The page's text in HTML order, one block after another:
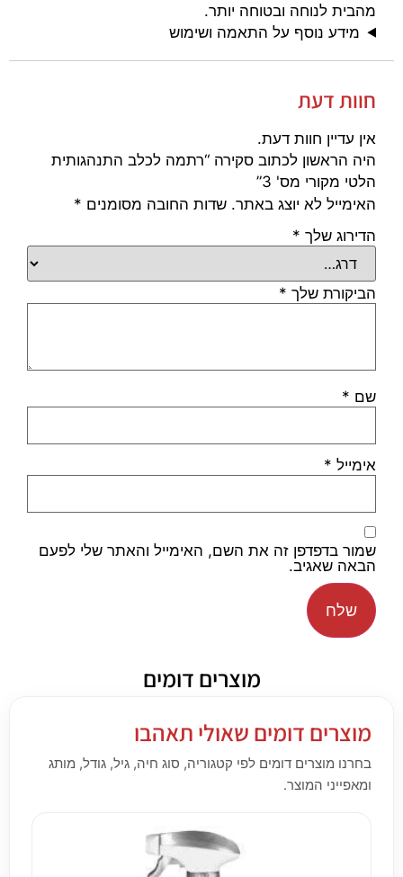
מהבית לנוחה ובטוחה יותר.
מידע נוסף על התאמה ושימוש
חוות דעת
אין עדיין חוות דעת.
היה הראשון לכתוב סקירה “רתמה לכלב התנהגותית
הלטי מקורי מס' 3”
האימייל לא יוצג באתר. שדות החובה מסומנים *
הדירוג שלך *
הביקורת שלך *
שם *
אימייל *
שמור בדפדפן זה את השם, האימייל והאתר שלי לפעם
הבאה שאגיב.
מוצרים דומים
מוצרים דומים שאולי תאהבו
בחרנו מוצרים דומים לפי קטגוריה, סוג חיה, גיל, גודל, מותג
ומאפייני המוצר.